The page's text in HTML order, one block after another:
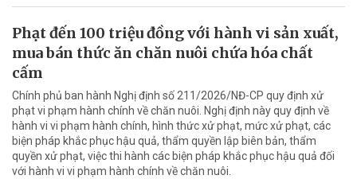
Phạt đến 100 triệu đồng với hành vi sản xuất,
mua bán thức ăn chăn nuôi chứa hóa chất
cấm
Chính phủ ban hành Nghị định số 211/2026/NĐ-CP quy định xử
phạt vi phạm hành chính về chăn nuôi. Nghị định này quy định về
hành vi vi phạm hành chính, hình thức xử phạt, mức xử phạt, các
biện pháp khắc phục hậu quả, thẩm quyền lập biên bản, thẩm
quyền xử phạt, việc thi hành các biện pháp khắc phục hậu quả đối
với hành vi vi phạm hành chính về chăn nuôi.